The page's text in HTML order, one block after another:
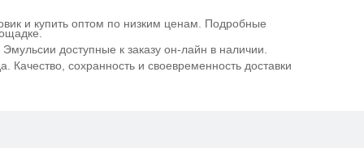
и купить оптом по низким ценам. Подробные
доступные к заказу он-лайн в наличии.
сохранность и своевременность доставки